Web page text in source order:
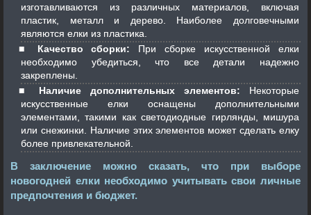
изготавливаются из различных материалов, включая
пластик, металл и дерево. Наиболее долговечными
являются елки из пластика.
Качество сборки: При сборке искусственной елки
необходимо убедиться, что все детали надежно
закреплены.
Наличие дополнительных элементов: Некоторые
искусственные елки оснащены дополнительными
элементами, такими как светодиодные гирлянды, мишура
или снежинки. Наличие этих элементов может сделать елку
более привлекательной.
В заключение можно сказать, что при выборе
новогодней елки необходимо учитывать свои личные
предпочтения и бюджет.